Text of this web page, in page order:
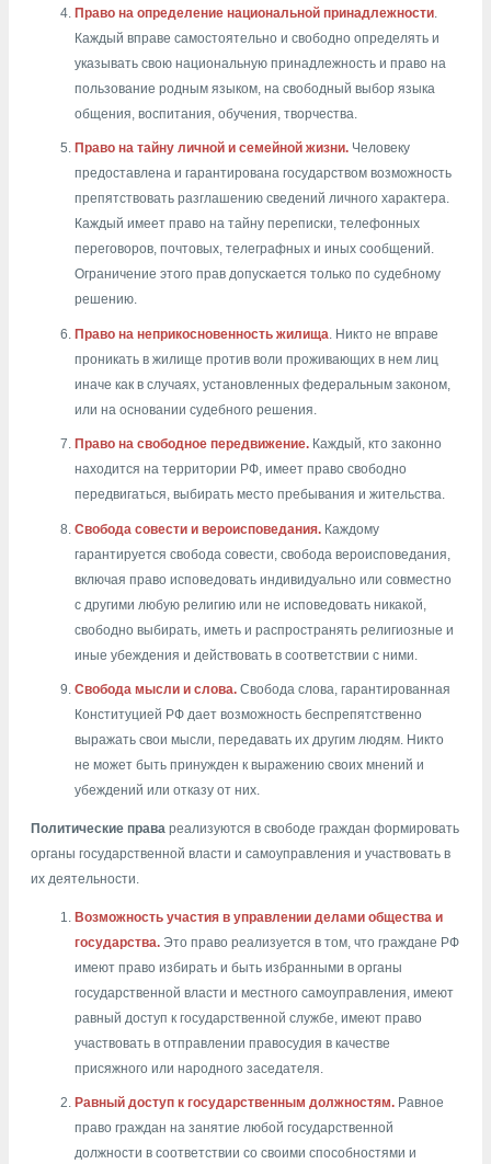
Право на определение национальной принадлежности.
Каждый вправе самостоятельно и свободно определять и
указывать свою национальную принадлежность и право на
пользование родным языком, на свободный выбор языка
общения, воспитания, обучения, творчества.
Право на тайну личной и семейной жизни. Человеку
предоставлена и гарантирована государством возможность
препятствовать разглашению сведений личного характера.
Каждый имеет право на тайну переписки, телефонных
переговоров, почтовых, телеграфных и иных сообщений.
Ограничение этого прав допускается только по судебному
решению.
Право на неприкосновенность жилища . Никто не вправе
проникать в жилище против воли проживающих в нем лиц
иначе как в случаях, установленных федеральным законом,
или на основании судебного решения.
Право на свободное передвижение. Каждый, кто законно
находится на территории РФ, имеет право свободно
передвигаться, выбирать место пребывания и жительства.
Свобода совести и вероисповедания. Каждому
гарантируется свобода совести, свобода вероисповедания,
включая право исповедовать индивидуально или совместно
с другими любую религию или не исповедовать никакой,
свободно выбирать, иметь и распространять религиозные и
иные убеждения и действовать в соответствии с ними.
Свобода мысли и слова. Свобода слова, гарантированная
Конституцией РФ дает возможность беспрепятственно
выражать свои мысли, передавать их другим людям. Никто
не может быть принужден к выражению своих мнений и
убеждений или отказу от них.
Политические права реализуются в свободе граждан формировать
органы государственной власти и самоуправления и участвовать в
их деятельности.
Возможность участия в управлении делами общества и
государства. Это право реализуется в том, что граждане РФ
имеют право избирать и быть избранными в органы
государственной власти и местного самоуправления, имеют
равный доступ к государственной службе, имеют право
участвовать в отправлении правосудия в качестве
присяжного или народного заседателя.
Равный доступ к государственным должностям. Равное
право граждан на занятие любой государственной
должности в соответствии со своими способностями и